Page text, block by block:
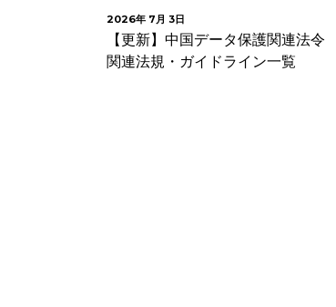
2026年 7月 3日
【更新】中国データ保護関連法令
関連法規・ガイドライン一覧